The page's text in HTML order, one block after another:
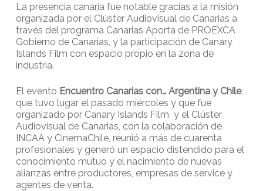
La presencia canaria fue notable gracias a la misión
organizada por el Clúster Audiovisual de Canarias a
través del programa Canarias Aporta de PROEXCA
Gobierno de Canarias, y la participación de Canary
Islands Film con espacio propio en la zona de
industria.
El evento Encuentro Canarias con… Argentina y Chile,
que tuvo lugar el pasado miércoles y que fue
organizado por Canary Islands Film y el Clúster
Audiovisual de Canarias, con la colaboración de
INCAA y CinemaChile, reunió a más de cuarenta
profesionales y generó un espacio distendido para el
conocimiento mutuo y el nacimiento de nuevas
alianzas entre productores, empresas de service y
agentes de venta.